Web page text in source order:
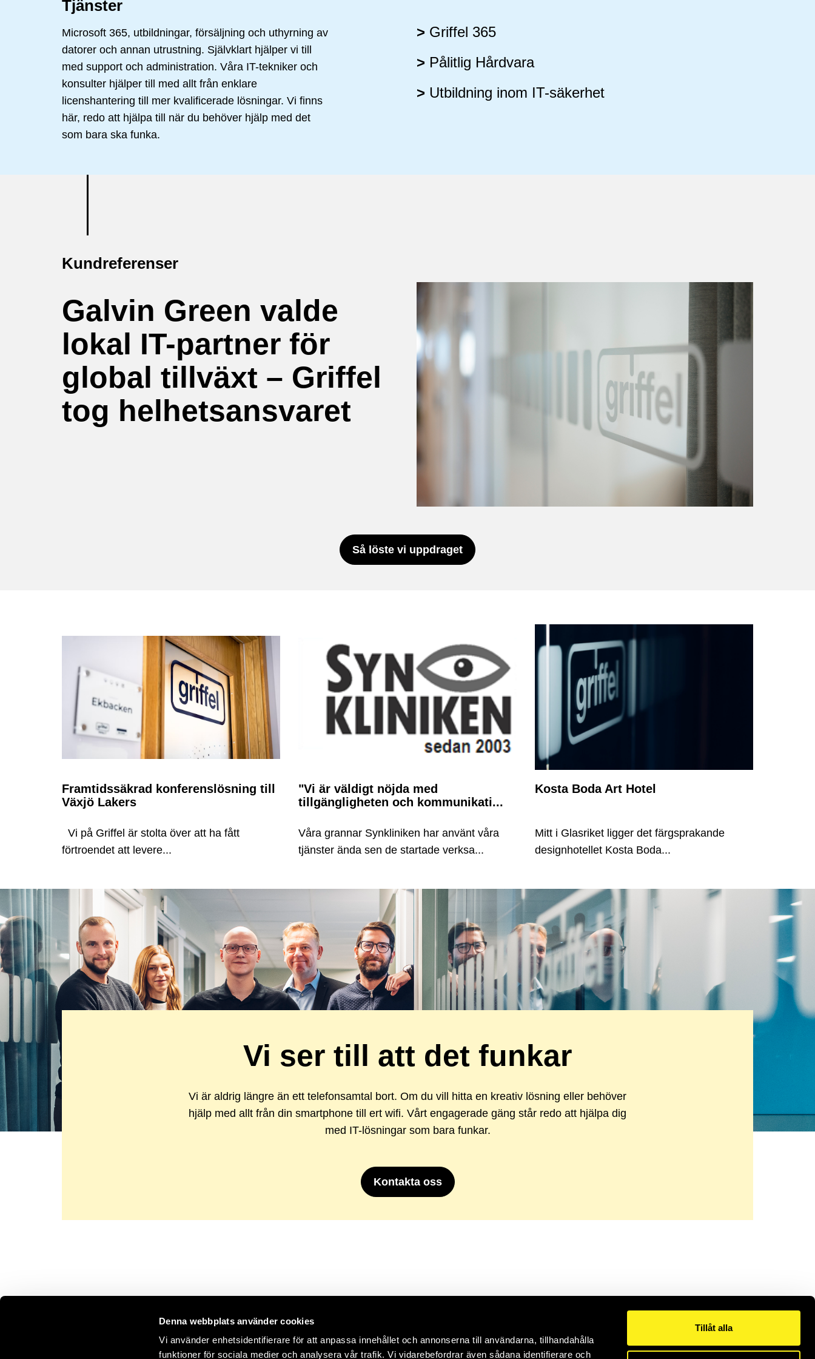
Denna webbplats använder cookies
Vi använder enhetsidentifierare för att anpassa innehållet och annonserna till användarna, tillhandahålla
funktioner för sociala medier och analysera vår trafik. Vi vidarebefordrar även sådana identifierare och
Tillåt alla
Tjänster
Microsoft 365, utbildningar, försäljning och uthyrning av
datorer och annan utrustning. Självklart hjälper vi till
med support och administration. Våra IT-tekniker och
konsulter hjälper till med allt från enklare
licenshantering till mer kvalificerade lösningar. Vi finns
här, redo att hjälpa till när du behöver hjälp med det
som bara ska funka.
> Griffel 365
> Pålitlig Hårdvara
> Utbildning inom IT-säkerhet
Kundreferenser
Galvin Green valde
lokal IT-partner för
global tillväxt – Griffel
tog helhetsansvaret
Så löste vi uppdraget
Framtidssäkrad konferenslösning till
Växjö Lakers
Vi på Griffel är stolta över att ha fått
förtroendet att levere...
"Vi är väldigt nöjda med
tillgängligheten och kommunikati...
Våra grannar Synkliniken har använt våra
tjänster ända sen de startade verksa...
Kosta Boda Art Hotel
Mitt i Glasriket ligger det färgsprakande
designhotellet Kosta Boda...
Vi ser till att det funkar
Vi är aldrig längre än ett telefonsamtal bort. Om du vill hitta en kreativ lösning eller behöver
hjälp med allt från din smartphone till ert wifi. Vårt engagerade gäng står redo att hjälpa dig
med IT-lösningar som bara funkar.
Kontakta oss